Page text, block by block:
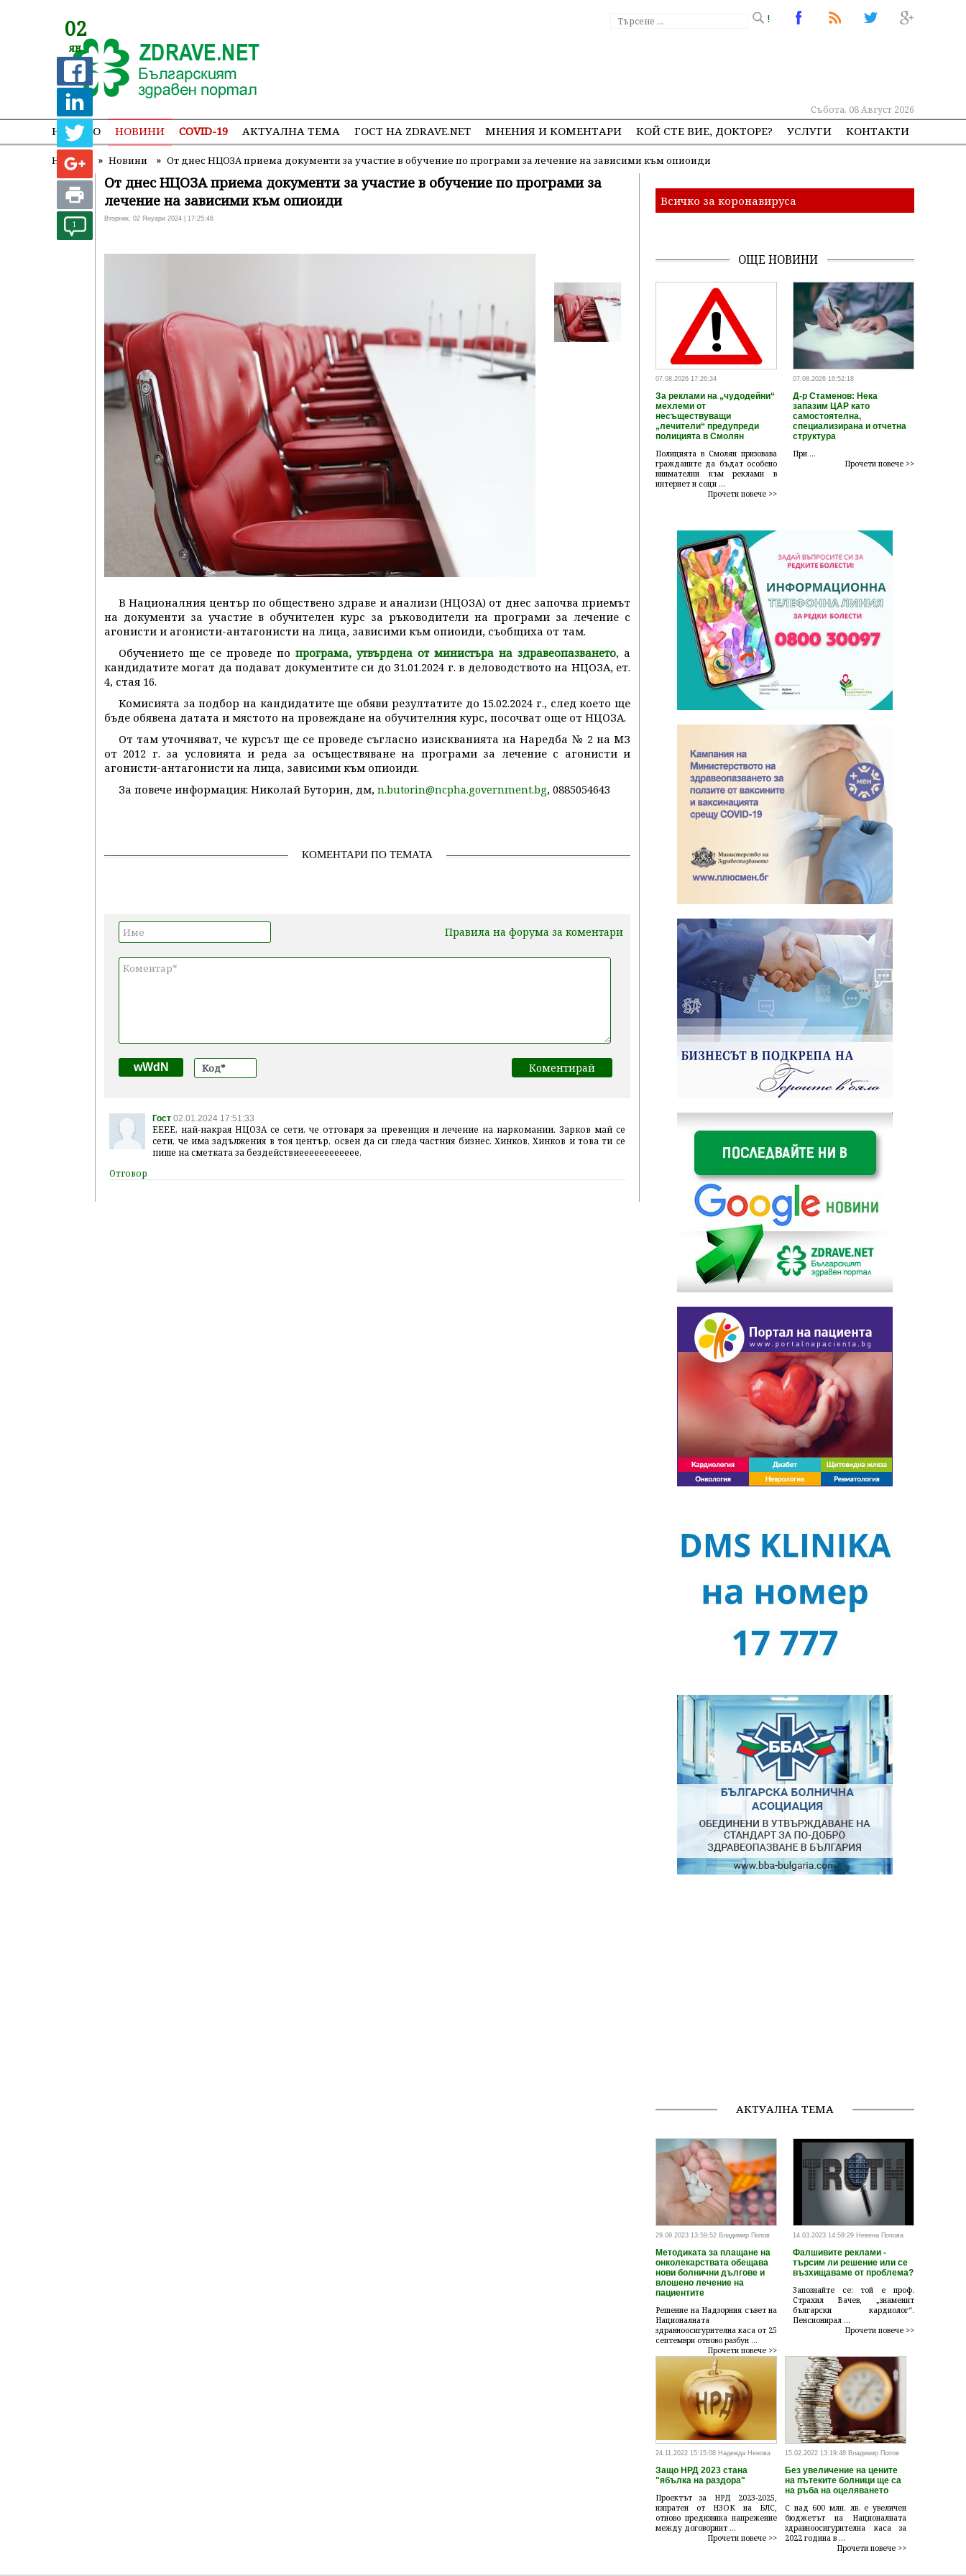
!
Събота, 08 Август 2026
НАЧАЛО НОВИНИ COVID-19 АКТУАЛНА ТЕМА ГОСТ НА ZDRAVE.NET МНЕНИЯ И КОМЕНТАРИ КОЙ СТЕ ВИЕ, ДОКТОРЕ? УСЛУГИ КОНТАКТИ
Начало » Новини » От днес НЦОЗА приема документи за участие в обучение по програми за лечение на зависими към опиоиди
02
ян
1
От днес НЦОЗА приема документи за участие в обучение по програми за
лечение на зависими към опиоиди
Вторник, 02 Януари 2024 | 17:25:46
В Националния център по обществено здраве и анализи (НЦОЗА) от днес започва приемът
на документи за участие в обучителен курс за ръководители на програми за лечение с
агонисти и агонисти-антагонисти на лица, зависими към опиоиди, съобщиха от там.
Обучението ще се проведе по програма, утвърдена от министъра на здравеопазването, а
кандидатите могат да подават документите си до 31.01.2024 г. в деловодството на НЦОЗА, ет.
4, стая 16.
Комисията за подбор на кандидатите ще обяви резултатите до 15.02.2024 г., след което ще
бъде обявена датата и мястото на провеждане на обучителния курс, посочват още от НЦОЗА.
От там уточняват, че курсът ще се проведе съгласно изискванията на Наредба № 2 на МЗ
от 2012 г. за условията и реда за осъществяване на програми за лечение с агонисти и
агонисти-антагонисти на лица, зависими към опиоиди.
За повече информация: Николай Буторин, дм, n.butorin@ncpha.government.bg, 0885054643
КОМЕНТАРИ ПО ТЕМАТА
Правила на форума за коментари
wWdN
Гост02.01.2024 17:51:33
EEEE, най-накрая НЦОЗА се сети, че отговаря за превенция и лечение на наркомании. Зарков май се
сети, че има задължения в тоя център, освен да си гледа частния бизнес. Хинков, Хинков и това ти се
пише на сметката за бездействиееееееееееее,
Всичко за коронавируса
ОЩЕ НОВИНИ
07.08.2026 17:26:34
За реклами на „чудодейни“
мехлеми от
несъществуващи
„лечители“ предупреди
полицията в Смолян
Полицията в Смолян призовава
гражданите да бъдат особено
внимателни към реклами в
интернет и соци ...
Прочети повече >>
07.08.2026 16:52:18
Д-р Стаменов: Нека
запазим ЦАР като
самостоятелна,
специализирана и отчетна
структура
При ...
Прочети повече >>
АКТУАЛНА ТЕМА
29.09.2023 13:59:52 Владимир Попов
Методиката за плащане на
онколекарствата обещава
нови болнични дългове и
влошено лечение на
пациентите
Решение на Надзорния съвет на
Националната
здравноосигурителна каса от 25
септември отново разбун ...
Прочети повече >>
14.03.2023 14:59:29 Невена Попова
Фалшивите реклами -
търсим ли решение или се
възхищаваме от проблема?
Запознайте се: той е проф.
Страхил Вачев, „знаменит
български кардиолог“.
Пенсионирал ...
Прочети повече >>
24.11.2022 15:15:08 Надежда Ненова
Защо НРД 2023 стана
"ябълка на раздора"
Проектът за НРД 2023-2025,
изпратен от НЗОК на БЛС,
отново предизвика напрежение
между договорнит ...
Прочети повече >>
15.02.2022 13:19:48 Владимир Попов
Без увеличение на цените
на пътеките болници ще са
на ръба на оцеляването
С над 600 млн. лв. е увеличен
бюджетът на Националната
здравноосигурителна каса за
2022 година в ...
Прочети повече >>